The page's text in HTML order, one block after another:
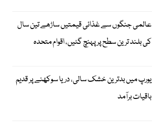
عالمی جنگوں سے غذائی قیمتیں ساڑھے تین سال
کی بلند ترین سطح پر پہنچ گئیں، اقوام متحدہ
یورپ میں بدترین خشک سالی، دریا سوکھنے پر قدیم
باقیات برآمد